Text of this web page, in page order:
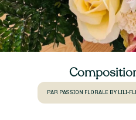
PAR PASSION FLORALE BY LILI-